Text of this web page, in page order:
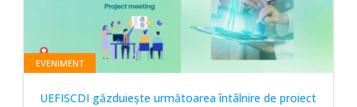
EVENIMENT
UEFISCDI găzduiește următoarea întâlnire de proiect